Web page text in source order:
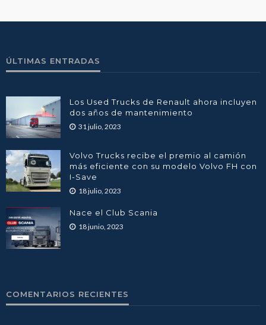
ÚLTIMAS ENTRADAS
Los Used Trucks de Renault ahora incluyen
dos años de mantenimiento
31 julio, 2023
Volvo Trucks recibe el premio al camión
más eficiente con su modelo Volvo FH con
I-Save
18 julio, 2023
Nace el Club Scania
18 junio, 2023
COMENTARIOS RECIENTES